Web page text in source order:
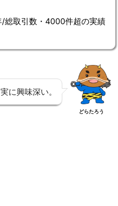
総取引数・4000件超の実績
実に興味深い。
どらたろう